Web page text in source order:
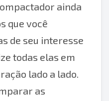
ainda
que você
de seu interesse
todas elas em
lado a lado.
as